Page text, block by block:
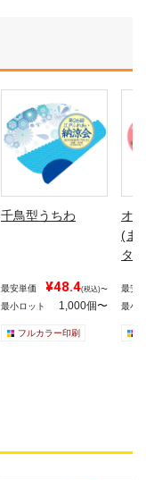
千鳥型うちわ
最安単価 ¥48.4(税込)〜
最小ロット 1,000個〜
フルカラー印刷
オ
(ま
タ
最安
最小